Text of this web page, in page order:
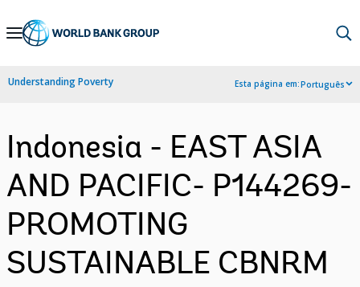
Skip
Navigation
Understanding Poverty Esta página em:Português
Indonesia - EAST ASIA
AND PACIFIC- P144269-
PROMOTING
SUSTAINABLE CBNRM